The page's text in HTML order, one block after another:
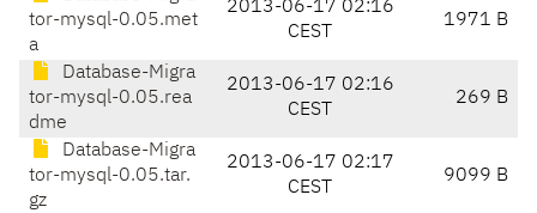
tor-mysql-0.05.met
a
2013-06-17 02:16
CEST
1971 B
Database-Migra
tor-mysql-0.05.rea
dme
2013-06-17 02:16
CEST
269 B
Database-Migra
tor-mysql-0.05.tar.
gz
2013-06-17 02:17
CEST
9099 B